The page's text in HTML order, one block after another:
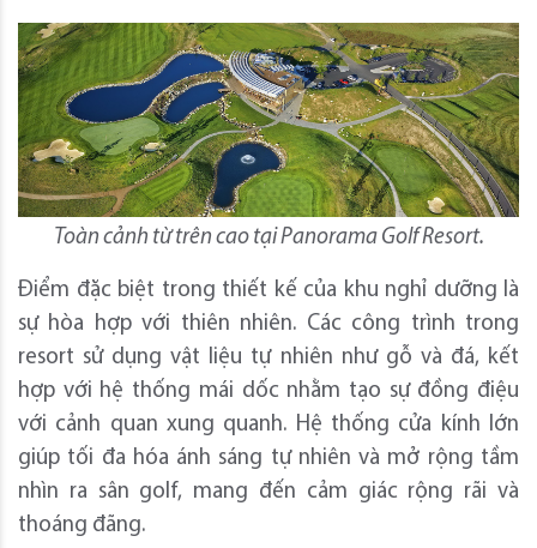
Toàn cảnh từ trên cao tại Panorama Golf Resort.
Điểm đặc biệt trong thiết kế của khu nghỉ dưỡng là
sự hòa hợp với thiên nhiên. Các công trình trong
resort sử dụng vật liệu tự nhiên như gỗ và đá, kết
hợp với hệ thống mái dốc nhằm tạo sự đồng điệu
với cảnh quan xung quanh. Hệ thống cửa kính lớn
giúp tối đa hóa ánh sáng tự nhiên và mở rộng tầm
nhìn ra sân golf, mang đến cảm giác rộng rãi và
thoáng đãng.